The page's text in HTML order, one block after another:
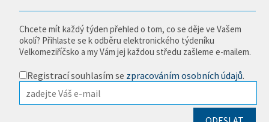
Chcete mít každý týden přehled o tom, co se děje ve Vašem
okolí? Přihlaste se k odběru elektronického týdeníku
Velkomeziříčsko a my Vám jej každou středu zašleme e-mailem.
Registrací souhlasím se zpracováním osobních údajů.